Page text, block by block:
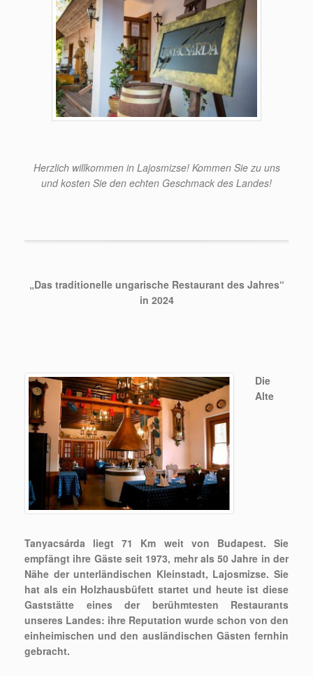
Herzlich willkommen in Lajosmizse! Kommen Sie zu uns
und kosten Sie den echten Geschmack des Landes!
„Das traditionelle ungarische Restaurant des Jahres“
in 2024
Die
Alte
Tanyacsárda liegt 71 Km weit von Budapest. Sie
empfängt ihre Gäste seit 1973, mehr als 50 Jahre in der
Nähe der unterländischen Kleinstadt, Lajosmizse. Sie
hat als ein Holzhausbüfett startet und heute ist diese
Gaststätte eines der berühmtesten Restaurants
unseres Landes: ihre Reputation wurde schon von den
einheimischen und den ausländischen Gästen fernhin
gebracht.